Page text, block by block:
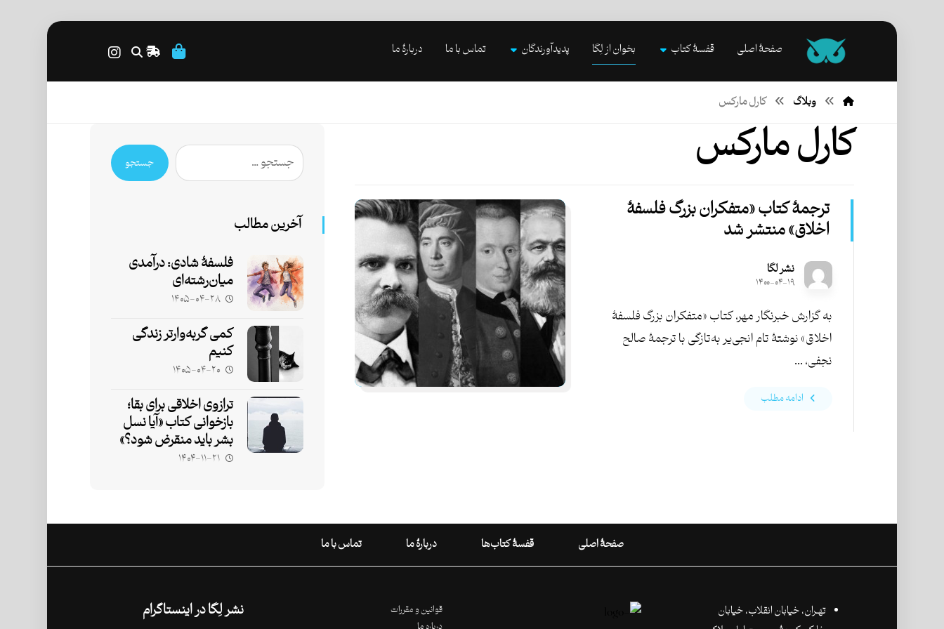
صفحۀ اصلی قفسۀ کتاب بخوان از لِگا پدیدآورندگان تماس با ما دربارۀ ما
وبلاگ کارل مارکس
کارل مارکس
ترجمۀ کتاب «متفکران بزرگ فلسفۀ
اخلاق» منتشر شد
نشر لگا
۱۴۰۰-۰۴-۱۹
به گزارش خبرنگار مهر، کتاب «متفکران بزرگ فلسفۀ
اخلاق» نوشتۀ تام انجی‌یر به‌تازگی با ترجمۀ صالح
نجفی، ...
ادامه مطلب
جستجو
آخرین مطالب
فلسفۀ شادی: درآمدی
میان‌رشته‌ای
۱۴۰۵-۰۴-۲۸
کمی گربه‌وارتر زندگی
کنیم
۱۴۰۵-۰۴-۲۰
ترازوی اخلاقی برای بقا؛
بازخوانی کتاب «آیا نسل
بشر باید منقرض شود؟»
۱۴۰۴-۱۱-۲۱
صفحۀ اصلی قفسۀ کتاب‌ها دربارۀ ما تماس با ما
تهـران،‌ خیابان انقلاب، خیابان
قوانین و مقررات
نشر لِگا در اینستاگرام